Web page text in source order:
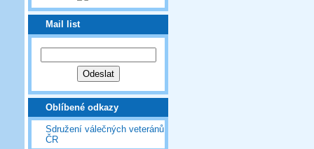
Mail list
Oblíbené odkazy
Sdružení válečných veteránů
ČR